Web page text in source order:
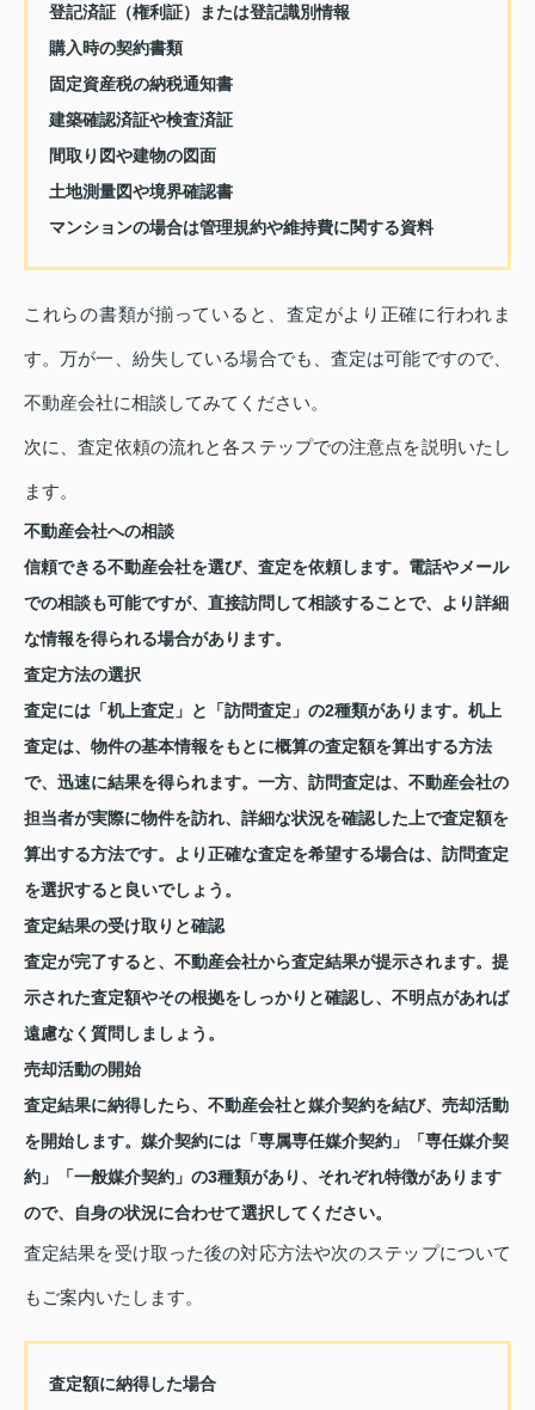
登記済証（権利証）または登記識別情報
購入時の契約書類
固定資産税の納税通知書
建築確認済証や検査済証
間取り図や建物の図面
土地測量図や境界確認書
マンションの場合は管理規約や維持費に関する資料
これらの書類が揃っていると、査定がより正確に行われま
す。万が一、紛失している場合でも、査定は可能ですので、
不動産会社に相談してみてください。
次に、査定依頼の流れと各ステップでの注意点を説明いたし
ます。
不動産会社への相談
信頼できる不動産会社を選び、査定を依頼します。電話やメール
での相談も可能ですが、直接訪問して相談することで、より詳細
な情報を得られる場合があります。
査定方法の選択
査定には「机上査定」と「訪問査定」の2種類があります。机上
査定は、物件の基本情報をもとに概算の査定額を算出する方法
で、迅速に結果を得られます。一方、訪問査定は、不動産会社の
担当者が実際に物件を訪れ、詳細な状況を確認した上で査定額を
算出する方法です。より正確な査定を希望する場合は、訪問査定
を選択すると良いでしょう。
査定結果の受け取りと確認
査定が完了すると、不動産会社から査定結果が提示されます。提
示された査定額やその根拠をしっかりと確認し、不明点があれば
遠慮なく質問しましょう。
売却活動の開始
査定結果に納得したら、不動産会社と媒介契約を結び、売却活動
を開始します。媒介契約には「専属専任媒介契約」「専任媒介契
約」「一般媒介契約」の3種類があり、それぞれ特徴があります
ので、自身の状況に合わせて選択してください。
査定結果を受け取った後の対応方法や次のステップについて
もご案内いたします。
査定額に納得した場合